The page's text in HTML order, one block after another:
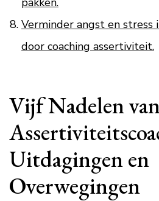
Verminder angst en stress
door coaching assertiviteit.
Vijf Nadelen
Uitdagingen en
Overwegingen